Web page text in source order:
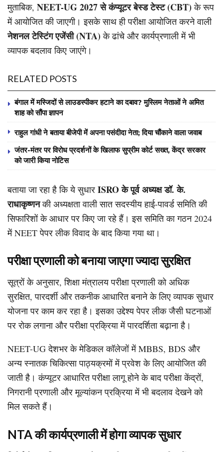
मुताबिक, NEET-UG 2027 से कंप्यूटर बेस्ड टेस्ट (CBT) के रूप
में आयोजित की जाएगी। इसके साथ ही परीक्षा आयोजित करने वाली
नेशनल टेस्टिंग एजेंसी (NTA) के ढांचे और कार्यप्रणाली में भी
व्यापक बदलाव किए जाएंगे।
RELATED POSTS
बंगाल में मस्जिदों से लाउडस्पीकर हटाने का दबाव? मुस्लिम नेताओं ने अमित
शाह को सौंपा ज्ञापन
राहुल गांधी ने बताया बीजेपी में अपना पसंदीदा नेता; दिया चौंकाने वाला जवाब
जंतर-मंतर पर विरोध प्रदर्शनों के खिलाफ सुप्रीम कोर्ट सख्त, केंद्र सरकार
को जारी किया नोटिस
बताया जा रहा है कि ये सुधार ISRO के पूर्व अध्यक्ष डॉ. के.
राधाकृष्णनकी अध्यक्षता वाली सात सदस्यीय हाई-पावर्ड समिति की
सिफारिशों के आधार पर किए जा रहे हैं। इस समिति का गठन 2024
में NEET पेपर लीक विवाद के बाद किया गया था।
परीक्षा प्रणाली को बनाया जाएगा ज्यादा सुरक्षित
सूत्रों के अनुसार, शिक्षा मंत्रालय परीक्षा प्रणाली को अधिक
सुरक्षित, पारदर्शी और तकनीक आधारित बनाने के लिए व्यापक सुधार
योजना पर काम कर रहा है। इसका उद्देश्य पेपर लीक जैसी घटनाओं
पर रोक लगाना और परीक्षा प्रक्रिया में पारदर्शिता बढ़ाना है।
NEET-UG देशभर के मेडिकल कॉलेजों में MBBS, BDS और
अन्य स्नातक चिकित्सा पाठ्यक्रमों में प्रवेश के लिए आयोजित की
जाती है। कंप्यूटर आधारित परीक्षा लागू होने के बाद परीक्षा केंद्रों,
निगरानी प्रणाली और मूल्यांकन प्रक्रिया में भी बदलाव देखने को
मिल सकते हैं।
NTA की कार्यप्रणाली में होगा व्यापक सुधार